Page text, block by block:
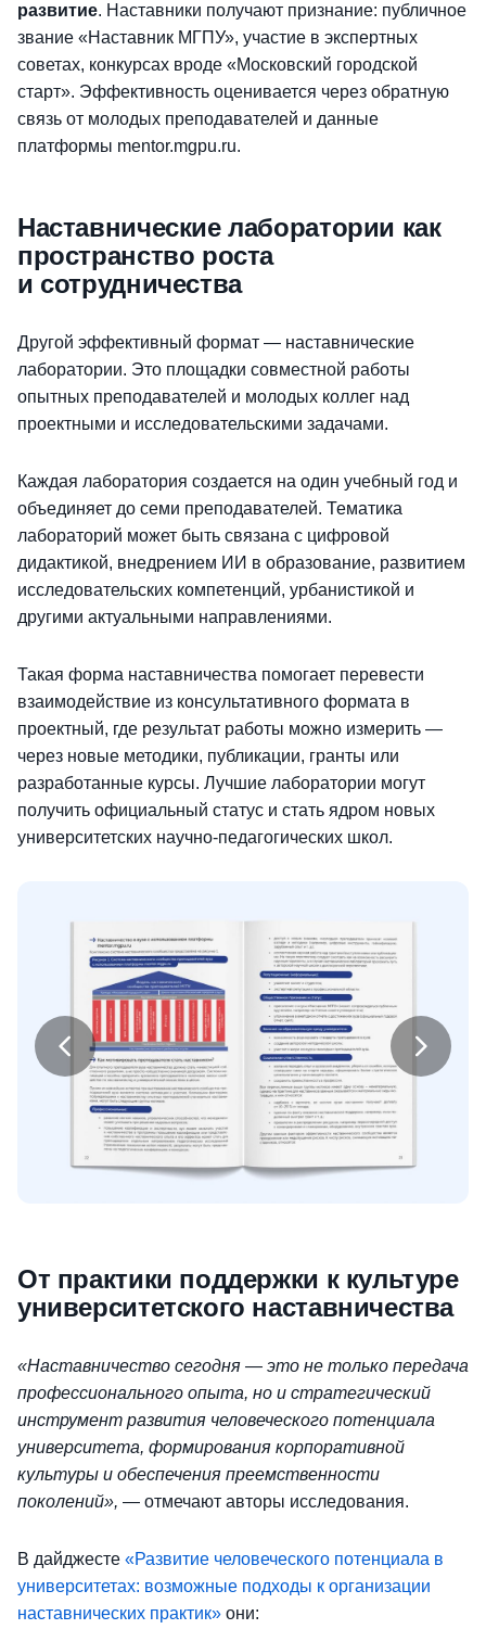
развитие. Наставники получают признание: публичное
звание «Наставник МГПУ», участие в экспертных
советах, конкурсах вроде «Московский городской
старт». Эффективность оценивается через обратную
связь от молодых преподавателей и данные
платформы mentor.mgpu.ru.
Наставнические лаборатории как
пространство роста
и сотрудничества
Другой эффективный формат — наставнические
лаборатории. Это площадки совместной работы
опытных преподавателей и молодых коллег над
проектными и исследовательскими задачами.
Каждая лаборатория создается на один учебный год и
объединяет до семи преподавателей. Тематика
лабораторий может быть связана с цифровой
дидактикой, внедрением ИИ в образование, развитием
исследовательских компетенций, урбанистикой и
другими актуальными направлениями.
Такая форма наставничества помогает перевести
взаимодействие из консультативного формата в
проектный, где результат работы можно измерить —
через новые методики, публикации, гранты или
разработанные курсы. Лучшие лаборатории могут
получить официальный статус и стать ядром новых
университетских научно-педагогических школ.
От практики поддержки к культуре
университетского наставничества
«Наставничество сегодня — это не только передача
профессионального опыта, но и стратегический
инструмент развития человеческого потенциала
университета, формирования корпоративной
культуры и обеспечения преемственности
поколений», — отмечают авторы исследования.
В дайджесте «Развитие человеческого потенциала в
университетах: возможные подходы к организации
наставнических практик» они: